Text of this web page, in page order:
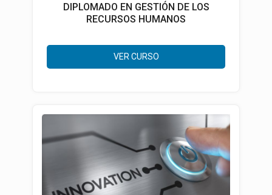
DIPLOMADO EN GESTIÓN DE LOS
RECURSOS HUMANOS
VER CURSO